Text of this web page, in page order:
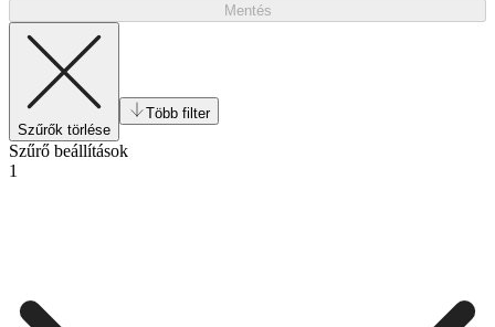
Mentés
Szűrők törlése
Több filter
Szűrő beállítások
1